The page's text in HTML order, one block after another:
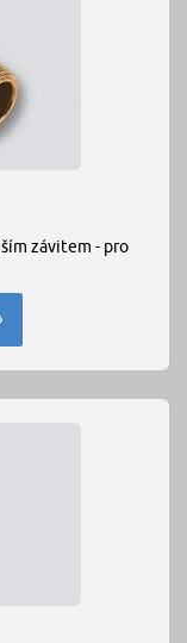
závitem - pro